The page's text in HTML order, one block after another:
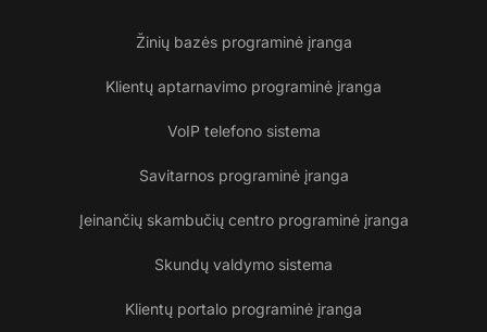
Žinių bazės programinė įranga
Klientų aptarnavimo programinė įranga
VoIP telefono sistema
Savitarnos programinė įranga
Įeinančių skambučių centro programinė įranga
Skundų valdymo sistema
Klientų portalo programinė įranga